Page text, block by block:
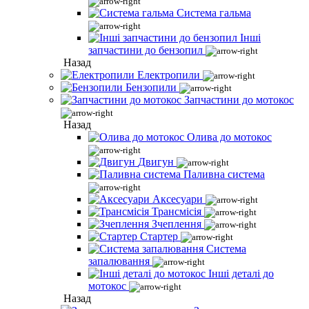
Система гальма
Інші
запчастини до бензопил
Назад
Електропили
Бензопили
Запчастини до мотокос
Назад
Олива до мотокос
Двигун
Паливна система
Аксесуари
Трансмісія
Зчеплення
Стартер
Система
запалювання
Інші деталі до
мотокос
Назад